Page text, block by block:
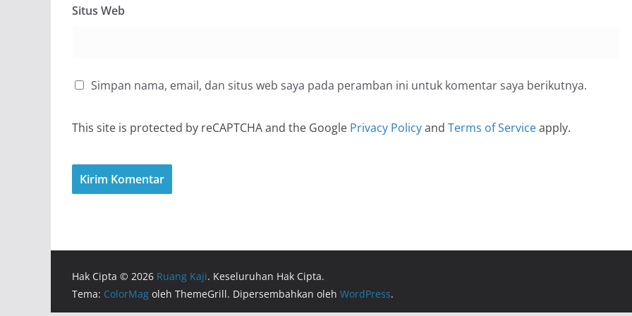
Situs Web
Simpan nama, email, dan situs web saya pada peramban ini untuk komentar saya berikutnya.
This site is protected by reCAPTCHA and the Google Privacy Policyand Terms of Serviceapply.
Hak Cipta © 2026 Ruang Kaji. Keseluruhan Hak Cipta.
Tema: ColorMag oleh ThemeGrill. Dipersembahkan oleh WordPress.